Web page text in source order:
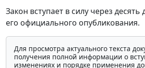
Закон вступает в силу через десять
его официального опубликования.
Для просмотра актуального текста
получения полной информации о
изменениях и порядке применения